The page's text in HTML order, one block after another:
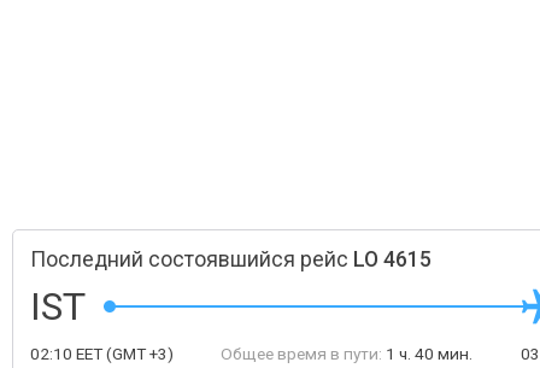
Последний состоявшийся рейс LO 4615
IST
02:10 EET(GMT +3)
Общее время в пути: 1 ч. 40 мин.